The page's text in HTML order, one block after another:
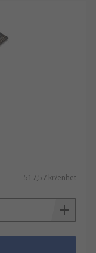
517,57 kr/enhet